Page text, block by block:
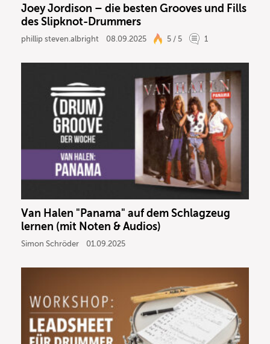
Joey Jordison – die besten Grooves und Fills
des Slipknot-Drummers
phillip steven.albright 08.09.2025 5 / 5 1
Van Halen "Panama" auf dem Schlagzeug
lernen (mit Noten & Audios)
Simon Schröder 01.09.2025